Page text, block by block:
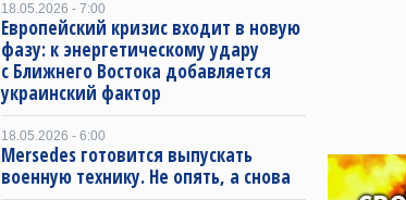
18.05.2026 - 7:00
Европейский кризис входит в новую
фазу: к энергетическому удару
с Ближнего Востока добавляется
украинский фактор
18.05.2026 - 6:00
Mersedes готовится выпускать
военную технику. Не опять, а снова